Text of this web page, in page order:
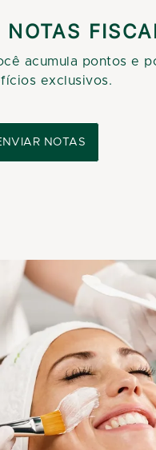
acumula pontos e
exclusivos.
NOTAS